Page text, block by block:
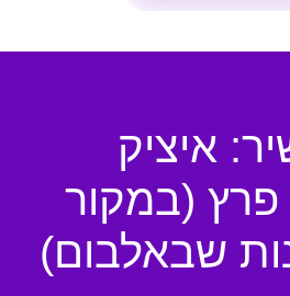
איציק
פרץ (במקור
שבאלבום)